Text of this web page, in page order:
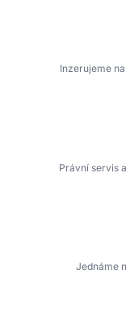
Inzerujeme
Právní servis
Jednáme